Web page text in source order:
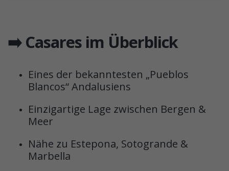
➡️ Casares im Überblick
Eines der bekanntesten „Pueblos
Blancos“ Andalusiens
Einzigartige Lage zwischen Bergen &
Meer
Nähe zu Estepona, Sotogrande &
Marbella